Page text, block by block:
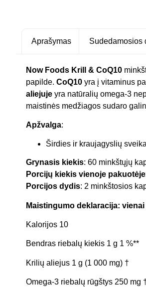
Aprašymas Sudedamosios
Now Foods Krill & CoQ10
papilde. CoQ10 yra į vitaminus
aliejuje yra natūralių omega-3
maistinės medžiagos sudaro
Apžvalga:
Širdies ir kraujagyslių
Grynasis kiekis: 60 minkštųjų
Porcijų kiekis vienoje pakuotėje
Porcijos dydis: 2 minkštosios
Maistingumo deklaracija:
Kalorijos 10
Bendras riebalų kiekis 1 g 1 %**
Krilių aliejus 1 g (1 000 mg) †
Omega-3 riebalų rūgštys 250 mg